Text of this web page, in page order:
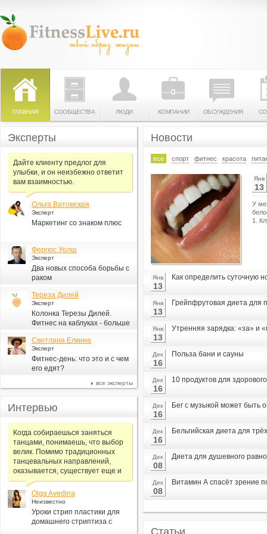
ГЛАВНАЯ СООБЩЕСТВА ЛЮДИ КОМПАНИИ ОБСУЖДЕНИЯ
Новости
все спорт фитнес красота
Янв
13
У
1.
Янв
13
Как определить суточную
Янв
13
Грейпфрутовая диета для
Янв
13
Утренняя зарядка: «за» и
Дек
16
Польза бани и сауны
Дек
16
10 продуктов для
Дек
16
Бег с музыкой может быть
Дек
16
Бельгийская диета для
Дек
08
Диета для душевного
Дек
08
Витамин А спасёт зрение
Статьи
Эксперты
Дайте клиенту предлог для
улыбки, и он неизбежно ответит
вам взаимностью.
Ольга Ватомская
Эксперт
Маркетинг со знаком плюс
Фергюс Уолш
Эксперт
Два новых способа борьбы с
раком
Тереза Дилей
Эксперт
Колонка Терезы Дилей.
Фитнес на каблуках - больше
Светлана Елкина
Эксперт
Фитнес-день: что это и с чем
его едят?
все эксперты
Интервью
Когда собираешься заняться
танцами, понимаешь, что выбор
велик. Помимо традиционных
танцевальных направлений,
оказывается, существует еще и
Olga Avedina
Неизвестно
Уроки стрип пластики для
домашнего стриптиза с